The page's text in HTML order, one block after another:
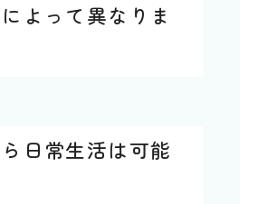
よって異なりま
日常生活は可能